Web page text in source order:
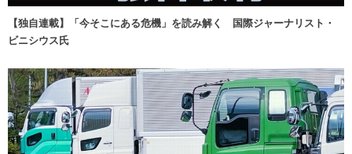
【独自連載】「今そこにある危機」を読み解く 国際ジャーナリスト・
ビニシウス氏